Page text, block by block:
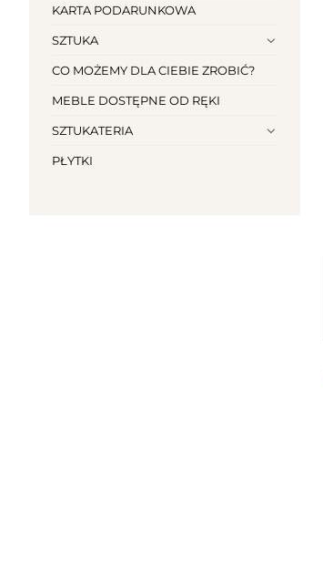
KARTA PODARUNKOWA
SZTUKA
CO MOŻEMY DLA CIEBIE ZROBIĆ?
MEBLE DOSTĘPNE OD RĘKI
SZTUKATERIA
PŁYTKI